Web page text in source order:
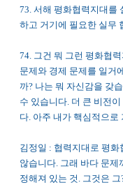
73. 서해 평화협력지대를
하고 거기에 필요한 실무
74. 그건 뭐 그런 평화협
문제와 경제 문제를 일거
까? 나는 뭐 자신감을 갖
수 있습니다. 더 큰 비전
다. 아주 내가 핵심적으
김정일 : 협력지대로 평
않습니다. 그래 바다 문
정해져 있는 것. 그것은